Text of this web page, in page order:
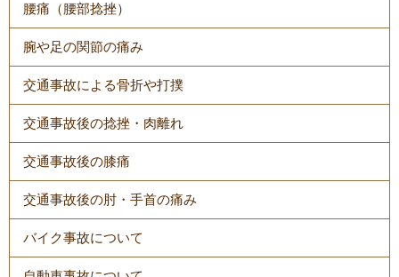
腰痛（腰部捻挫）
腕や足の関節の痛み
交通事故による骨折や打撲
交通事故後の捻挫・肉離れ
交通事故後の膝痛
交通事故後の肘・手首の痛み
バイク事故について